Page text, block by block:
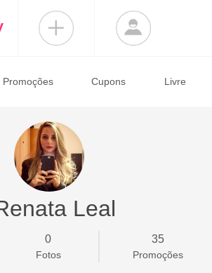
Promoções Cupons Livre
Leal
0
Fotos
35
Promoções